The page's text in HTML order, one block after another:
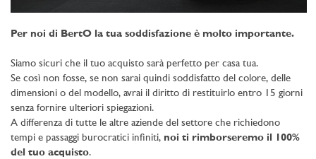
Per noi di BertO la tua soddisfazione è molto importante.
Siamo sicuri che il tuo acquisto sarà perfetto per casa tua.
Se così non fosse, se non sarai quindi soddisfatto del colore, delle
dimensioni o del modello, avrai il diritto di restituirlo entro 15 giorni
senza fornire ulteriori spiegazioni.
A differenza di tutte le altre aziende del settore che richiedono
tempi e passaggi burocratici infiniti, noi ti rimborseremo il 100%
del tuo acquisto.